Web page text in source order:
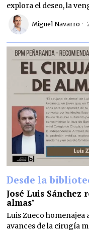
explora el deseo, la
Miguel Navarro
Desde la
José Luis Sánchez
almas’
Luis Zueco
avances de la cirugía